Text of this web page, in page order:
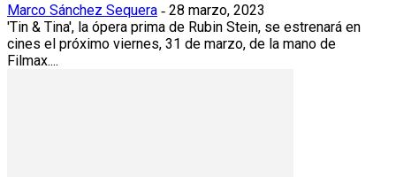
Marco Sánchez Sequera - 28 marzo, 2023
'Tin & Tina', la ópera prima de Rubin Stein, se estrenará en
cines el próximo viernes, 31 de marzo, de la mano de
Filmax....